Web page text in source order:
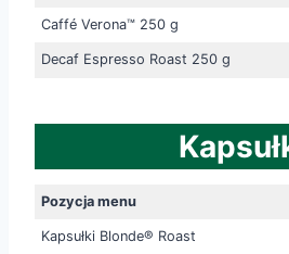
Caffé Verona™ 250 g
Decaf Espresso Roast 250 g
Pozycja menu
Kapsułki Blonde® Roast